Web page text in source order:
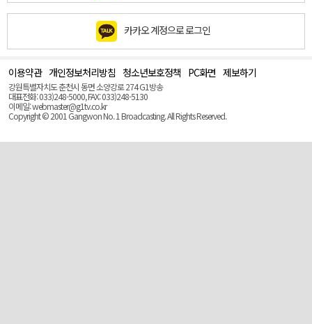
카카오 계정으로 로그인
이용약관 개인정보처리방침 청소년보호정책 PC화면 제보하기
강원특별자치도 춘천시 동면 소양강로 274 G1방송
대표전화: 033)248-5000, FAX: 033)248-5130
이메일: webmaster@g1tv.co.kr
Copyright © 2001 Gangwon No. 1 Broadcasting. All Rights Reserved.